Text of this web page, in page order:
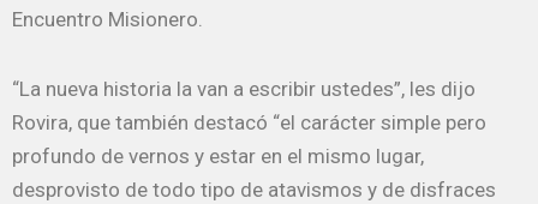
Encuentro Misionero.
“La nueva historia la van a escribir ustedes”, les dijo
Rovira, que también destacó “el carácter simple pero
profundo de vernos y estar en el mismo lugar,
desprovisto de todo tipo de atavismos y de disfraces